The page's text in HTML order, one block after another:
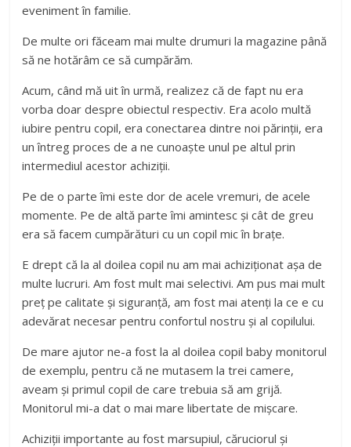
eveniment în familie.
De multe ori făceam mai multe drumuri la magazine până
să ne hotărâm ce să cumpărăm.
Acum, când mă uit în urmă, realizez că de fapt nu era
vorba doar despre obiectul respectiv. Era acolo multă
iubire pentru copil, era conectarea dintre noi părinții, era
un întreg proces de a ne cunoaște unul pe altul prin
intermediul acestor achiziții.
Pe de o parte îmi este dor de acele vremuri, de acele
momente. Pe de altă parte îmi amintesc și cât de greu
era să facem cumpărături cu un copil mic în brațe.
E drept că la al doilea copil nu am mai achiziționat așa de
multe lucruri. Am fost mult mai selectivi. Am pus mai mult
preț pe calitate și siguranță, am fost mai atenți la ce e cu
adevărat necesar pentru confortul nostru și al copilului.
De mare ajutor ne-a fost la al doilea copil baby monitorul
de exemplu, pentru că ne mutasem la trei camere,
aveam și primul copil de care trebuia să am grijă.
Monitorul mi-a dat o mai mare libertate de mișcare.
Achiziții importante au fost marsupiul, căruciorul și